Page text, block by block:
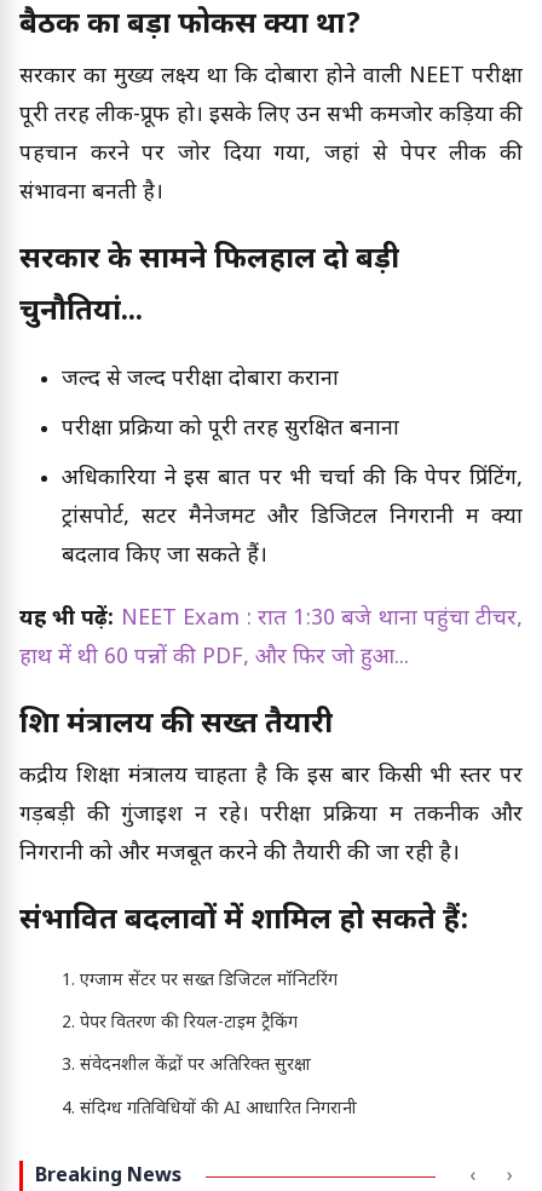
बैठक का बड़ा फोकस क्या था?
सरकार का मुख्य लक्ष्य था कि दोबारा होने वाली NEET परीक्षा
पूरी तरह लीक-प्रूफ हो। इसके लिए उन सभी कमजोर कड़ियों की
पहचान करने पर जोर दिया गया, जहां से पेपर लीक की
संभावना बनती है।
सरकार के सामने फिलहाल दो बड़ी
चुनौतियां...
जल्द से जल्द परीक्षा दोबारा कराना
परीक्षा प्रक्रिया को पूरी तरह सुरक्षित बनाना
अधिकारियों ने इस बात पर भी चर्चा की कि पेपर प्रिंटिंग,
ट्रांसपोर्ट, सेंटर मैनेजमेंट और डिजिटल निगरानी में क्या
बदलाव किए जा सकते हैं।
यह भी पढ़ें: NEET Exam : रात 1:30 बजे थाना पहुंचा टीचर,
हाथ में थी 60 पन्नों की PDF, और फिर जो हुआ...
शिक्षा मंत्रालय की सख्त तैयारी
केंद्रीय शिक्षा मंत्रालय चाहता है कि इस बार किसी भी स्तर पर
गड़बड़ी की गुंजाइश न रहे। परीक्षा प्रक्रिया में तकनीक और
निगरानी को और मजबूत करने की तैयारी की जा रही है।
संभावित बदलावों में शामिल हो सकते हैं:
एग्जाम सेंटर पर सख्त डिजिटल मॉनिटरिंग
पेपर वितरण की रियल-टाइम ट्रैकिंग
संवेदनशील केंद्रों पर अतिरिक्त सुरक्षा
संदिग्ध गतिविधियों की AI आधारित निगरानी
Breaking News ‹ ›